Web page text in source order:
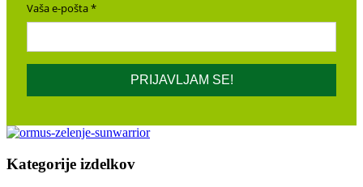
Vaša e-pošta
PRIJAVLJAM SE!
Kategorije izdelkov